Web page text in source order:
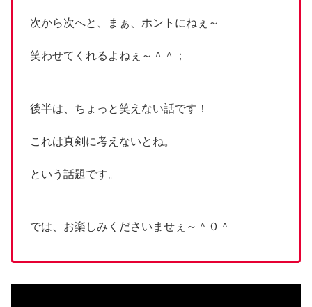
次から次へと、まぁ、ホントにねぇ～
笑わせてくれるよねぇ～＾＾；
後半は、ちょっと笑えない話です！
これは真剣に考えないとね。
という話題です。
では、お楽しみくださいませぇ～＾０＾